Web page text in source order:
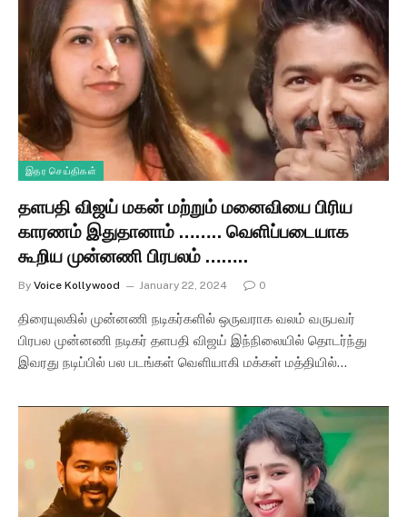
இதர செய்திகள்
தளபதி விஜய் மகன் மற்றும் மனைவியை பிரிய
காரணம் இதுதானாம் …….. வெளிப்படையாக
கூறிய முன்னணி பிரபலம் ……..
By Voice Kollywood January 22, 2024 0
திரையுலகில் முன்னணி நடிகர்களில் ஒருவராக வலம் வருபவர்
பிரபல முன்னணி நடிகர் தளபதி விஜய் இந்நிலையில் தொடர்ந்து
இவரது நடிப்பில் பல படங்கள் வெளியாகி மக்கள் மத்தியில்…